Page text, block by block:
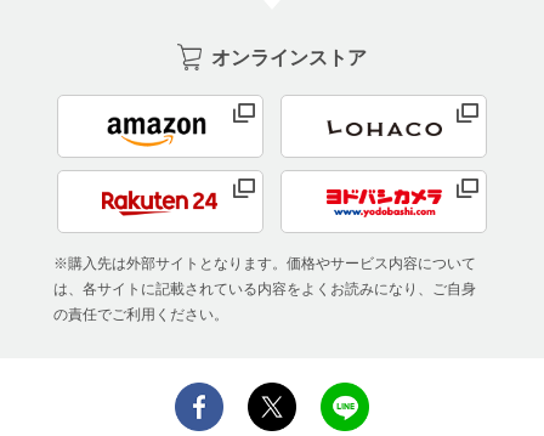
オンラインストア
※購入先は外部サイトとなります。価格やサービス内容について
は、各サイトに記載されている内容をよくお読みになり、ご自身
の責任でご利用ください。